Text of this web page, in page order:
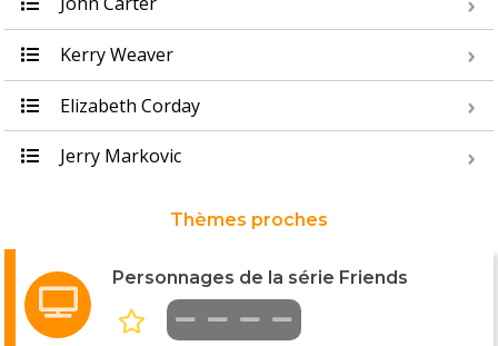
Kerry Weaver
Elizabeth Corday
Jerry Markovic
Thèmes proches
Personnages de la série Friends